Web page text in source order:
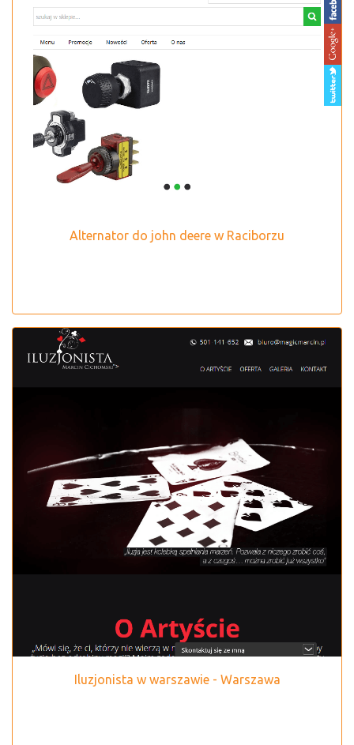
Alternator do john deere w Raciborzu
Iluzjonista w warszawie - Warszawa